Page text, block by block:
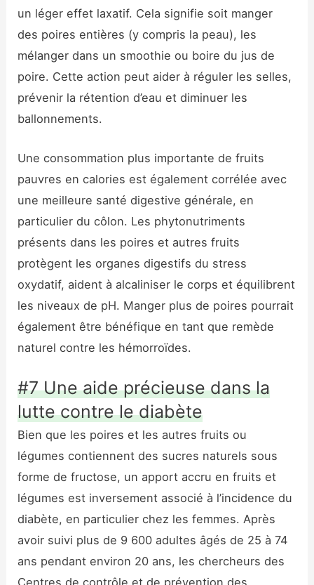
un léger effet laxatif. Cela signifie soit manger
des poires entières (y compris la peau), les
mélanger dans un smoothie ou boire du jus de
poire. Cette action peut aider à réguler les selles,
prévenir la rétention d’eau et diminuer les
ballonnements.
Une consommation plus importante de fruits
pauvres en calories est également corrélée avec
une meilleure santé digestive générale, en
particulier du côlon. Les phytonutriments
présents dans les poires et autres fruits
protègent les organes digestifs du stress
oxydatif, aident à alcaliniser le corps et équilibrent
les niveaux de pH. Manger plus de poires pourrait
également être bénéfique en tant que remède
naturel contre les hémorroïdes.
#7 Une aide précieuse dans la
lutte contre le diabète
Bien que les poires et les autres fruits ou
légumes contiennent des sucres naturels sous
forme de fructose, un apport accru en fruits et
légumes est inversement associé à l’incidence du
diabète, en particulier chez les femmes. Après
avoir suivi plus de 9 600 adultes âgés de 25 à 74
ans pendant environ 20 ans, les chercheurs des